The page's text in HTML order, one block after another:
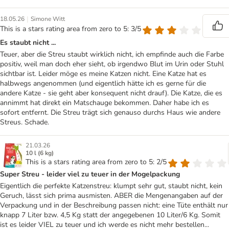
18.05.26 | Simone Witt
This is a stars rating area from zero to 5: 3/5
Es staubt nicht ...
Teuer, aber die Streu staubt wirklich nicht, ich empfinde auch die Farbe
positiv, weil man doch eher sieht, ob irgendwo Blut im Urin oder Stuhl
sichtbar ist. Leider möge es meine Katzen nicht. Eine Katze hat es
halbwegs angenommen (und eigentlich hätte ich es gerne für die
andere Katze - sie geht aber konsequent nicht drauf). Die Katze, die es
annimmt hat direkt ein Matschauge bekommen. Daher habe ich es
sofort entfernt. Die Streu trägt sich genauso durchs Haus wie andere
Streus. Schade.
21.03.26
10 l (6 kg)
This is a stars rating area from zero to 5: 2/5
Super Streu - leider viel zu teuer in der Mogelpackung
Eigentlich die perfekte Katzenstreu: klumpt sehr gut, staubt nicht, kein
Geruch, lässt sich prima ausmisten. ABER die Mengenangaben auf der
Verpackung und in der Beschreibung passen nicht: eine Tüte enthält nur
knapp 7 Liter bzw. 4,5 Kg statt der angegebenen 10 Liter/6 Kg. Somit
ist es leider VIEL zu teuer und ich werde es nicht mehr bestellen...